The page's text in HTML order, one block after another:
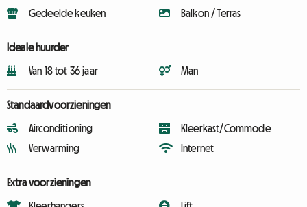
Gedeelde keuken
Balkon / Terras
Ideale huurder
Van 18 tot 36 jaar Man
Standaardvoorzieningen
Airconditioning
Verwarming
Kleerkast/Commode
Internet
Extra voorzieningen